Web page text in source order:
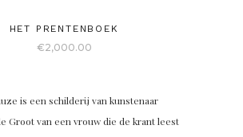
HET PRENTENBOEK
€2,000.00